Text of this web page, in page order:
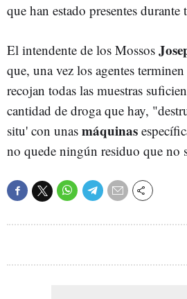
que han estado presentes
El intendente de los Mossos
que, una vez los agentes
recojan todas las muestras
cantidad de droga que hay,
situ' con unas máquinas
no quede ningún residuo que no